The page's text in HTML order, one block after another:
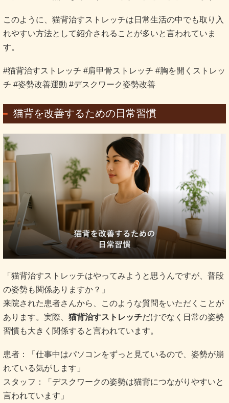
このように、猫背治すストレッチは日常生活の中でも取り入
れやすい方法として紹介されることが多いと言われていま
す。
#猫背治すストレッチ #肩甲骨ストレッチ #胸を開くストレッ
チ #姿勢改善運動 #デスクワーク姿勢改善
猫背を改善するための日常習慣
「猫背治すストレッチはやってみようと思うんですが、普段
の姿勢も関係ありますか？」
来院された患者さんから、このような質問をいただくことが
あります。実際、 猫背治すストレッチだけでなく日常の姿勢
習慣も大きく関係すると言われています。
患者：「仕事中はパソコンをずっと見ているので、姿勢が崩
れている気がします」
スタッフ：「デスクワークの姿勢は猫背につながりやすいと
言われています」